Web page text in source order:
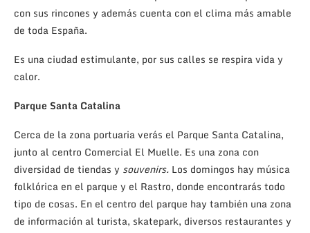
con sus rincones y además cuenta con el clima más amable
de toda España.
Es una ciudad estimulante, por sus calles se respira vida y
calor.
Parque Santa Catalina
Cerca de la zona portuaria verás el Parque Santa Catalina,
junto al centro Comercial El Muelle. Es una zona con
diversidad de tiendas y souvenirs. Los domingos hay música
folklórica en el parque y el Rastro, donde encontrarás todo
tipo de cosas. En el centro del parque hay también una zona
de información al turista, skatepark, diversos restaurantes y